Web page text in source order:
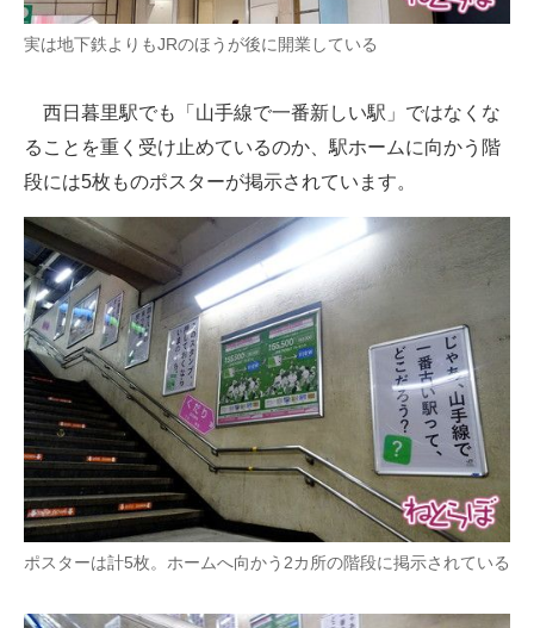
実は地下鉄よりもJRのほうが後に開業している
西日暮里駅でも「山手線で一番新しい駅」ではなくな
ることを重く受け止めているのか、駅ホームに向かう階
段には5枚ものポスターが掲示されています。
ポスターは計5枚。ホームへ向かう2カ所の階段に掲示されている